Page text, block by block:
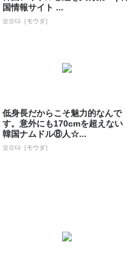
国情報サイト ...
모으다［モウダ］
低身長だからこそ魅力的なんで
す。意外にも170cmを超えない
韓国ナムドル⑧人☆...
모으다［モウダ］